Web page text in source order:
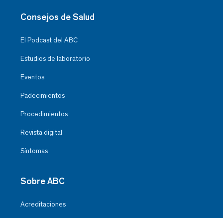
Consejos de Salud
El Podcast del ABC
Estudios de laboratorio
Eventos
Padecimientos
Procedimientos
Revista digital
Síntomas
Sobre ABC
Acreditaciones